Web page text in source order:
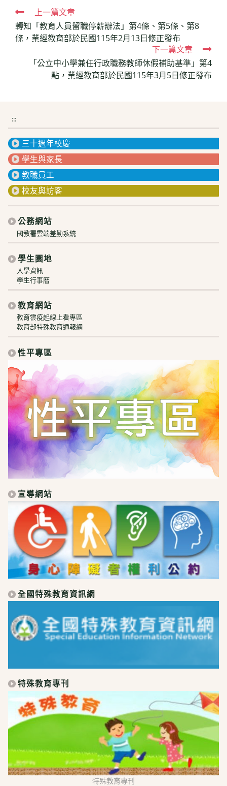
Read
more
articles
上一篇文章
轉知「教育人員留職停薪辦法」第4條、第5條、第8
條，業經教育部於民國115年2月13日修正發布
下一篇文章
「公立中小學兼任行政職務教師休假補助基準」第4
點，業經教育部於民國115年3月5日修正發布
:::
三十週年校慶
學生與家長
教職員工
校友與訪客
公務網站
國教署雲端差勤系統
學生園地
入學資訊
學生行事曆
教育網站
教育雲疫起線上看專區
教育部特殊教育通報網
性平專區
宣導網站
全國特殊教育資訊網
特殊教育專刊
特殊教育專刊